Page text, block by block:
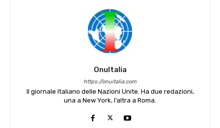
OnuItalia
https://onuitalia.com
Il giornale Italiano delle Nazioni Unite. Ha due redazioni,
una a New York, l’altra a Roma.